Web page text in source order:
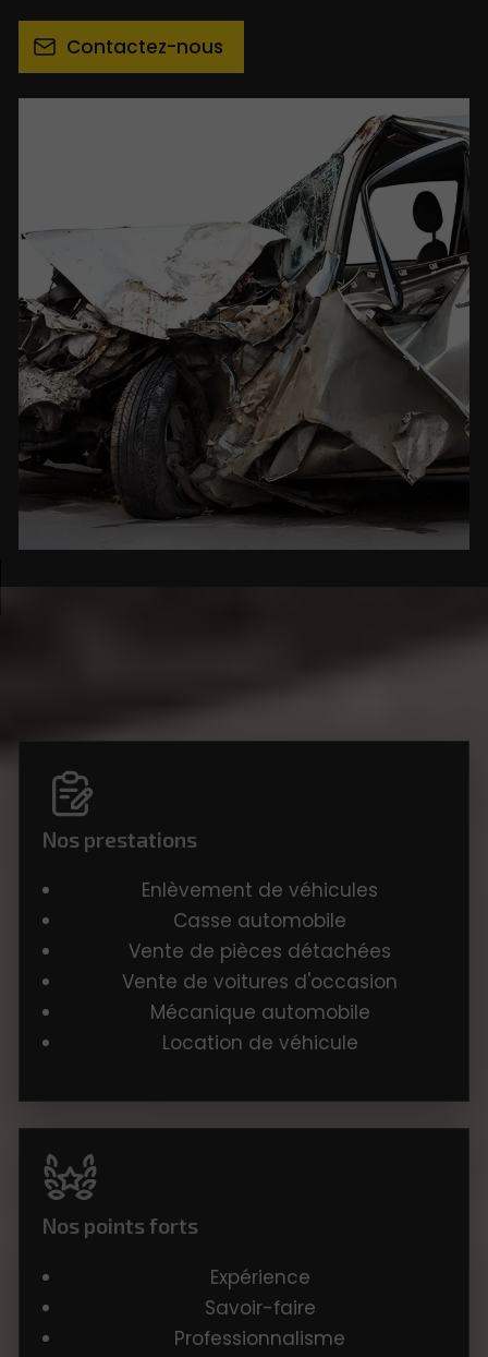
Contactez-nous
Nos prestations
Enlèvement de véhicules
Casse automobile
Vente de pièces détachées
Vente de voitures d'occasion
Mécanique automobile
Location de véhicule
Nos points forts
Expérience
Savoir-faire
Professionnalisme